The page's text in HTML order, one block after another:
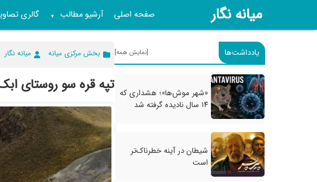
میانه نگار صفحه اصلی آرشیو مطالب ▼ گالری
یادداشت‌ها [نمایش همه]
«شهر موش‌ها»؛ هشداری که
۱۴ سال نادیده گرفته شد
شیطان در آینه خطرناک‌تر
است
بخش مرکزی میانه میانه نگار
تپه قره سو روستای